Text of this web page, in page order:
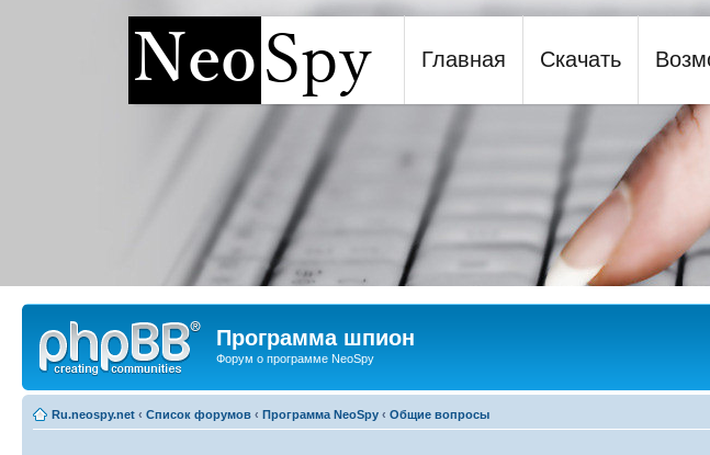
Программа шпион NeoSpy
Главная Скачать
Программа шпион
Форум о программе NeoSpy
Ru.neospy.net ‹ Список форумов ‹ Программа NeoSpy ‹ Общие вопросы